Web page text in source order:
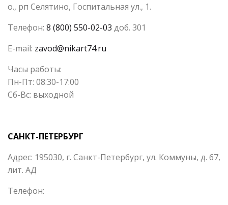
о., рп Селятино, Госпитальная ул., 1.
Телефон: 8 (800) 550-02-03 доб. 301
E-mail: zavod@nikart74.ru
Часы работы:
Пн-Пт: 08:30-17:00
Сб-Вс: выходной
САНКТ-ПЕТЕРБУРГ
Адрес: 195030, г. Санкт-Петербург, ул. Коммуны, д. 67,
лит. АД
Телефон: